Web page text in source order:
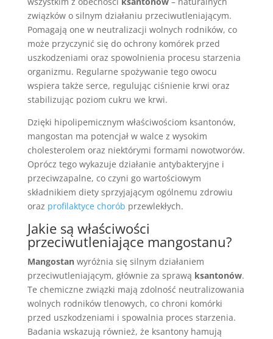
związków o silnym działaniu przeciwutleniającym.
Pomagają one w neutralizacji wolnych rodników, co
może przyczynić się do ochrony komórek przed
uszkodzeniami oraz spowolnienia procesu starzenia
organizmu. Regularne spożywanie tego owocu
wspiera także serce, regulując ciśnienie krwi oraz
stabilizując poziom cukru we krwi.
Dzięki hipolipemicznym właściwościom ksantonów,
mangostan ma potencjał w walce z wysokim
cholesterolem oraz niektórymi formami nowotworów.
Oprócz tego wykazuje działanie antybakteryjne i
przeciwzapalne, co czyni go wartościowym
składnikiem diety sprzyjającym ogólnemu zdrowiu
oraz profilaktyce chorób przewlekłych.
Jakie są właściwości
przeciwutleniającemangostanu?
Mangostanwyróżnia się silnym działaniem
przeciwutleniającym, głównie za sprawą ksantonów.
Te chemiczne związki mają zdolność neutralizowania
wolnych rodników tlenowych, co chroni komórki
przed uszkodzeniami i spowalnia proces starzenia.
Badania wskazują również, że ksantony hamują